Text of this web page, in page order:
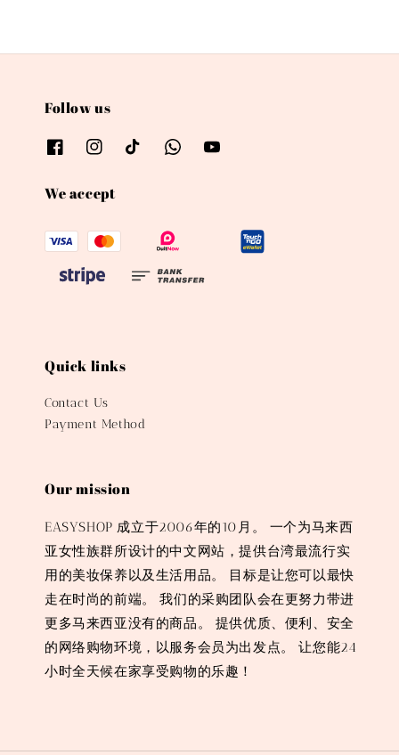
Follow us
We accept
Quick links
Contact Us
Payment Method
Our mission
EASYSHOP 成立于2006年的10月。 一个为马来西
亚女性族群所设计的中文网站，提供台湾最流行实
用的美妆保养以及生活用品。 目标是让您可以最快
走在时尚的前端。 我们的采购团队会在更努力带进
更多马来西亚没有的商品。 提供优质、便利、安全
的网络购物环境，以服务会员为出发点。 让您能24
小时全天候在家享受购物的乐趣！